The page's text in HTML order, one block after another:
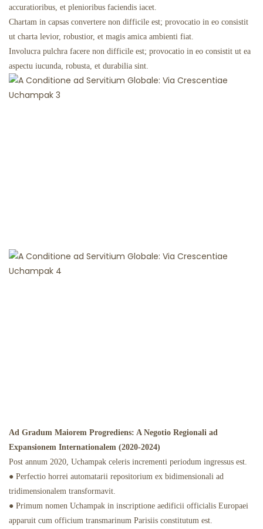
accuratioribus, et plenioribus faciendis iacet.
Chartam in capsas convertere non difficile est; provocatio in eo consistit
ut charta levior, robustior, et magis amica ambienti fiat.
Involucra pulchra facere non difficile est; provocatio in eo consistit ut ea
aspectu iucunda, robusta, et durabilia sint.
Ad Gradum Maiorem Progrediens: A Negotio Regionali ad
Expansionem Internationalem (2020-2024)
Post annum 2020, Uchampak celeris incrementi periodum ingressus est.
● Perfectio horrei automatarii repositorium ex bidimensionali ad
tridimensionalem transformavit.
● Primum nomen Uchampak in inscriptione aedificii officialis Europaei
apparuit cum officium transmarinum Parisiis constitutum est.